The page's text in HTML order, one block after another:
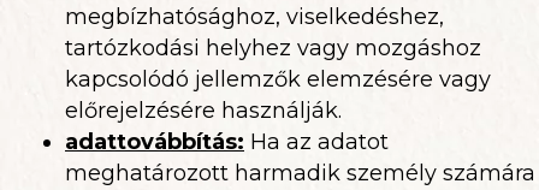
megbízhatósághoz, viselkedéshez,
tartózkodási helyhez vagy mozgáshoz
kapcsolódó jellemzők elemzésére vagy
előrejelzésére használják.
adattovábbítás: Ha az adatot
meghatározott harmadik személy számára